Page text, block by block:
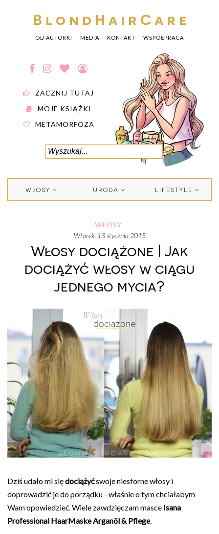
BlondHairCare
OD AUTORKI MEDIA KONTAKT WSPÓŁPRACA
ZACZNIJ TUTAJ
MOJE KSIĄŻKI
METAMORFOZA
WŁOSY URODA LIFESTYLE
WŁOSY
wtorek, 13 stycznia 2015
Włosy dociążone | Jak
dociążyć włosy w ciągu
jednego mycia?
Dziś udało mi siędociążyćswoje niesforne włosy i
doprowadzić je do porządku - właśnie o tym chciałabym
Wam opowiedzieć. Wiele zawdzięczam masce Isana
Professional HaarMaske Arganöl & Pflege.